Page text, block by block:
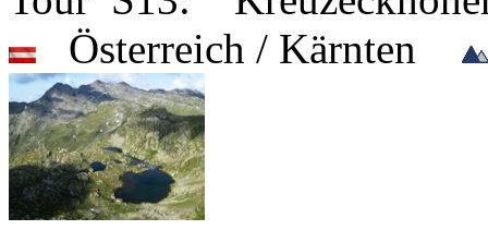
Österreich / Kärnten